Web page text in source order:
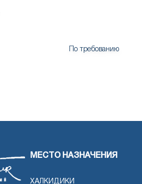
По требованию
МЕСТО НАЗНАЧЕНИЯ
ХАЛКИДИКИ